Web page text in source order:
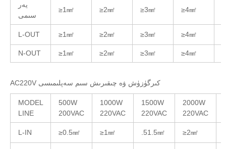
يەر
سىمى
≥1㎟ ≥2㎟ ≥3㎟ ≥4㎟
L-OUT ≥1㎟ ≥2㎟ ≥3㎟ ≥4㎟
N-OUT ≥1㎟ ≥2㎟ ≥3㎟ ≥4㎟
AC220V كىرگۈزۈش ۋە چىقىرىش سىم سەپلىمىسى
MODEL
LINE
500W
200VAC
1000W
220VAC
1500W
220VAC
2000W
220VAC
L-IN ≥0.5㎟ ≥1㎟ .51.5㎟ ≥2㎟